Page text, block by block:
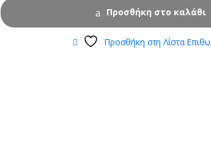
Προσθήκη στο καλάθι
Προσθήκη στη Λίστα